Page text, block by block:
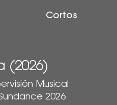
Cortos
(2026)
Musical
2026